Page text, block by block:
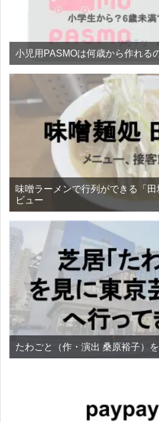
小児用PASMOは何歳から作れる
味噌ラーメンで行列ができる「
ビュー
たわごと（作・演出 桑原裕子）